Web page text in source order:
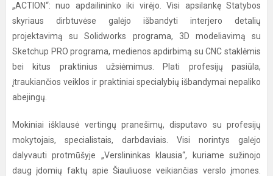
„ACTION“: nuo apdailininko iki virėjo. Visi apsilankę Statybos
skyriaus dirbtuvėse galėjo išbandyti interjero detalių
projektavimą su Solidworks programa, 3D modeliavimą su
Sketchup PRO programa, medienos apdirbimą su CNC staklėmis
bei kitus praktinius užsiėmimus. Plati profesijų pasiūla,
įtraukiančios veiklos ir praktiniai specialybių išbandymai nepaliko
abejingų.
Mokiniai išklausė vertingų pranešimų, disputavo su profesijų
mokytojais, specialistais, darbdaviais. Visi norintys galėjo
dalyvauti protmūšyje „Verslininkas klausia“, kuriame sužinojo
daug įdomių faktų apie Šiauliuose veikiančias verslo įmones.